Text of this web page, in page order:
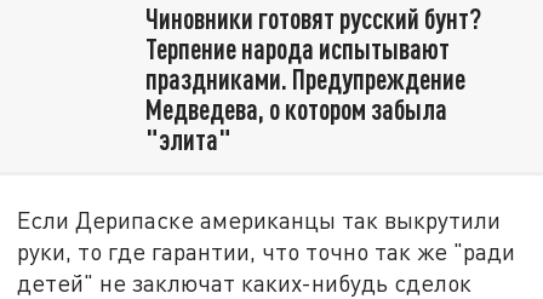
Чиновники готовят русский бунт?
Терпение народа испытывают
праздниками. Предупреждение
Медведева, о котором забыла
"элита"
Если Дерипаске американцы так выкрутили
руки, то где гарантии, что точно так же "ради
детей" не заключат каких-нибудь сделок